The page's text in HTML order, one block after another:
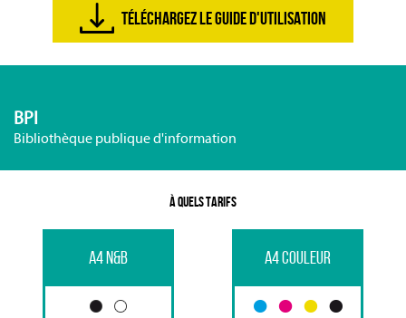
TÉLÉCHARGEZ LE GUIDE D'UTILISATION
BPI
Bibliothèque publique d'information
À QUELS TARIFS
A4 N&B A4 COULEUR